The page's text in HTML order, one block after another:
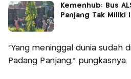
Kemenhub: Bus
Panjang Tak Miliki
“Yang meninggal dunia sudah
Padang Panjang,” pungkasnya.